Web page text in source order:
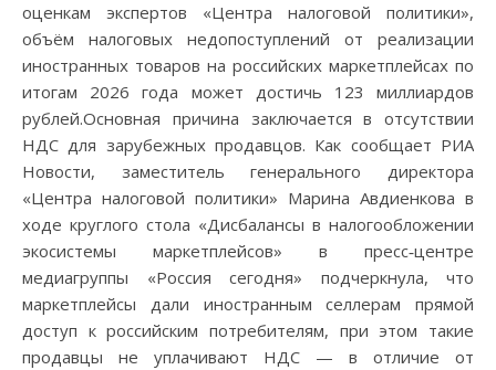
оценкам экспертов «Центра налоговой политики»,
объём налоговых недопоступлений от реализации
иностранных товаров на российских маркетплейсах по
итогам 2026 года может достичь 123 миллиардов
рублей.Основная причина заключается в отсутствии
НДС для зарубежных продавцов. Как сообщает РИА
Новости, заместитель генерального директора
«Центра налоговой политики» Марина Авдиенкова в
ходе круглого стола «Дисбалансы в налогообложении
экосистемы маркетплейсов» в пресс‑центре
медиагруппы «Россия сегодня» подчеркнула, что
маркетплейсы дали иностранным селлерам прямой
доступ к российским потребителям, при этом такие
продавцы не уплачивают НДС — в отличие от